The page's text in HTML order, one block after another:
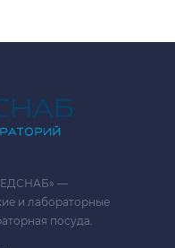
—
и лабораторные
посуда.